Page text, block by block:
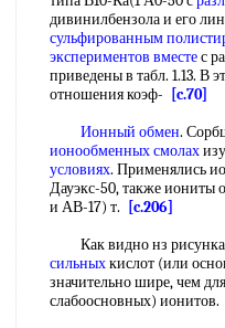
дивинилбензола и его
сульфированным
экспериментов вместес
приведены в табл. 1.13. В
отношения коэф-
[c.70]
Ионный обмен.
ионообменных смолах
условиях. Применялись
Дауэкс-50, также иониты
и АВ-17) т.
[c.206]
Как видно нз рисунка,
сильныхкислот (или
значительно шире, чем
слабоосновных) ионитов.